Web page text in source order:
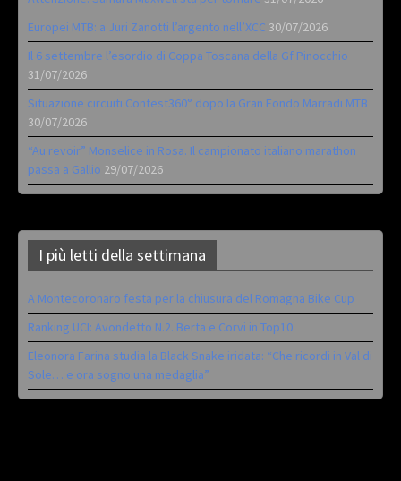
Europei MTB: a Juri Zanotti l’argento nell’XCC 30/07/2026
Il 6 settembre l’esordio di Coppa Toscana della Gf Pinocchio
31/07/2026
Situazione circuiti Contest360° dopo la Gran Fondo Marradi MTB
30/07/2026
“Au revoir” Monselice in Rosa. Il campionato italiano marathon
passa a Gallio 29/07/2026
I più letti della settimana
A Montecoronaro festa per la chiusura del Romagna Bike Cup
Ranking UCI: Avondetto N.2. Berta e Corvi in Top10
Eleonora Farina studia la Black Snake iridata: “Che ricordi in Val di
Sole… e ora sogno una medaglia”